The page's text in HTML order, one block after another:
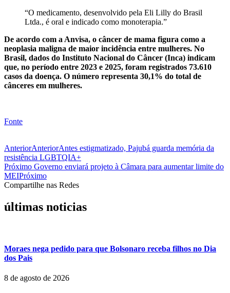
“O medicamento, desenvolvido pela Eli Lilly do Brasil
Ltda., é oral e indicado como monoterapia.”
De acordo com a Anvisa, o câncer de mama figura como a
neoplasia maligna de maior incidência entre mulheres. No
Brasil, dados do Instituto Nacional do Câncer (Inca) indicam
que, no período entre 2023 e 2025, foram registrados 73.610
casos da doença. O número representa 30,1% do total de
cânceres em mulheres.
Fonte
AnteriorAnteriorAntes estigmatizado, Pajubá guarda memória da
resistência LGBTQIA+
Próximo Governo enviará projeto à Câmara para aumentar limite do
MEIPróximo
Compartilhe nas Redes
últimas noticias
Moraes nega pedido para que Bolsonaro receba filhos no Dia
dos Pais
8 de agosto de 2026